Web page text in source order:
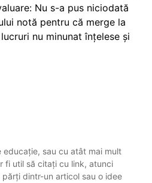
Nu s-a pus niciodată
notă pentru că merge la
nu minunat înțelese și
educație, sau cu atât mai mult
fi util să citați cu link, atunci
dintr-un articol sau o idee